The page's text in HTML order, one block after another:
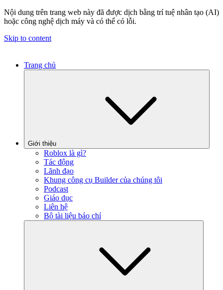
Nội dung trên trang web này đã được dịch bằng trí tuệ nhân tạo (AI)
hoặc công nghệ dịch máy và có thể có lỗi.
Skip to content
Trang chủ
Giới thiệu
Roblox là gì?
Tác động
Lãnh đạo
Khung công cụ Builder của chúng tôi
Podcast
Giáo dục
Liên hệ
Bộ tài liệu báo chí